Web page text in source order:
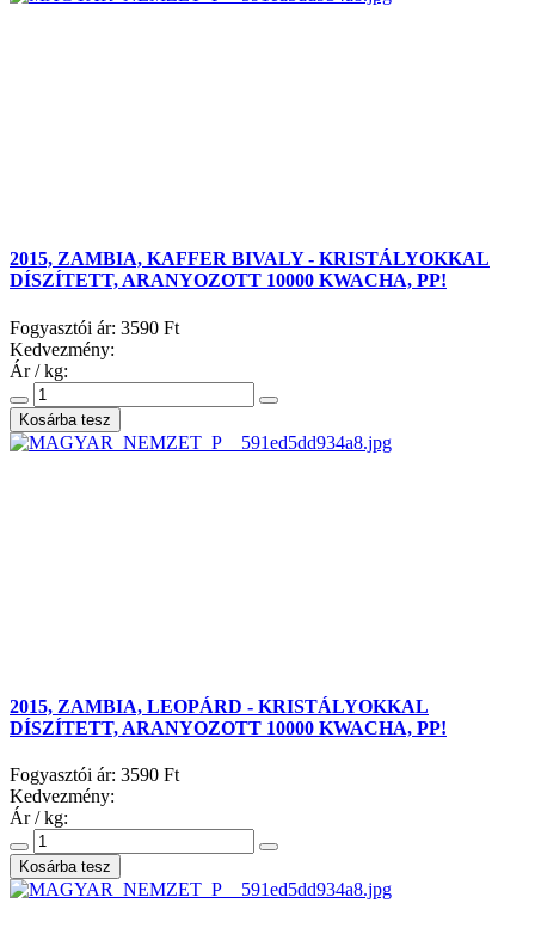
2015, ZAMBIA, KAFFER BIVALY - KRISTÁLYOKKAL
DÍSZÍTETT, ARANYOZOTT 10000 KWACHA, PP!
Fogyasztói ár: 3590 Ft
Kedvezmény:
Ár / kg:
2015, ZAMBIA, LEOPÁRD - KRISTÁLYOKKAL
DÍSZÍTETT, ARANYOZOTT 10000 KWACHA, PP!
Fogyasztói ár: 3590 Ft
Kedvezmény:
Ár / kg: